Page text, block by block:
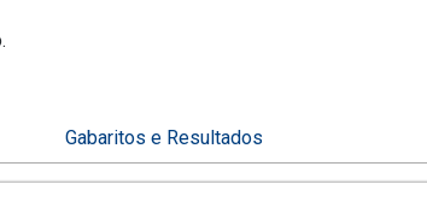
Gabaritos e Resultados